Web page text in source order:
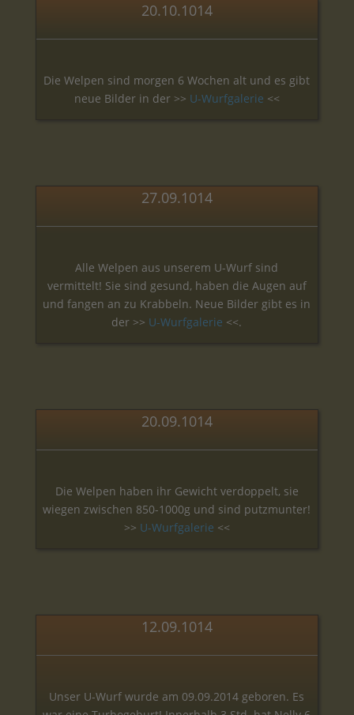
20.10.1014
Die Welpen sind morgen 6 Wochen alt und es gibt
neue Bilder in der >> U-Wurfgalerie <<
27.09.1014
Alle Welpen aus unserem U-Wurf sind
vermittelt! Sie sind gesund, haben die Augen auf
und fangen an zu Krabbeln. Neue Bilder gibt es in
der >> U-Wurfgalerie <<.
20.09.1014
Die Welpen haben ihr Gewicht verdoppelt, sie
wiegen zwischen 850-1000g und sind putzmunter!
>> U-Wurfgalerie <<
12.09.1014
Unser U-Wurf wurde am 09.09.2014 geboren. Es